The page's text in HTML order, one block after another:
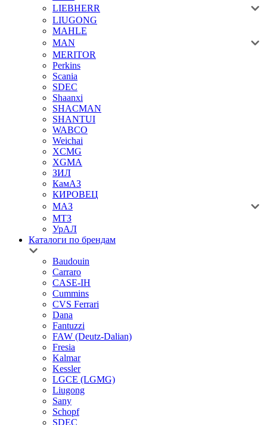
LIEBHERR
LIUGONG
MAHLE
MAN
MERITOR
Perkins
Scania
SDEC
Shaanxi
SHACMAN
SHANTUI
WABCO
Weichai
XCMG
XGMA
ЗИЛ
КамАЗ
КИРОВЕЦ
МАЗ
МТЗ
УрАЛ
Каталоги по брендам
Baudouin
Carraro
CASE-IH
Cummins
CVS Ferrari
Dana
Fantuzzi
FAW (Deutz-Dalian)
Fresia
Kalmar
Kessler
LGCE (LGMG)
Liugong
Sany
Schopf
SDEC